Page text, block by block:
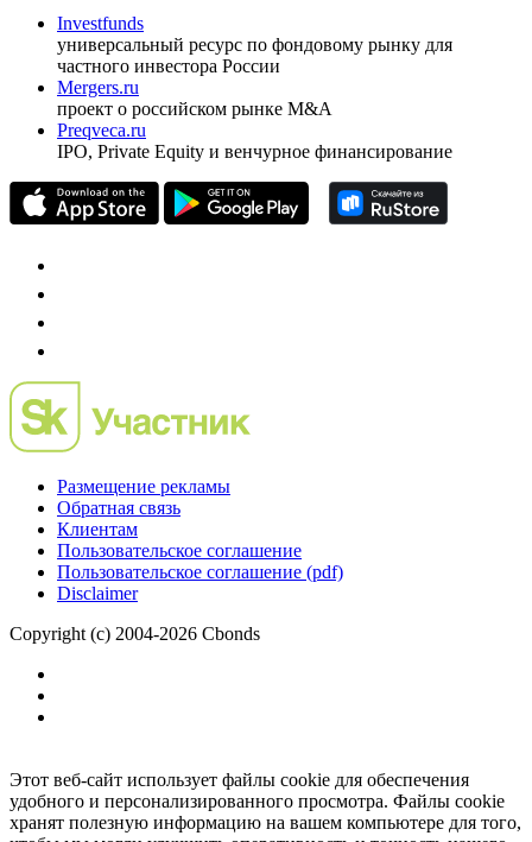
оформить подписку
pro@cbonds.info
Спец проекты
Investfunds
универсальный ресурс по фондовому рынку для
частного инвестора России
проект о российском рынке M&A
Preqveca.ru
Размещение рекламы
Обратная связь
Пользовательское соглашение
Copyright (c) 2004-2026 Cbonds